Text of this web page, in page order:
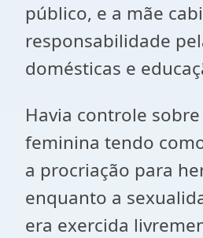
público, e a mãe
responsabilidade
domésticas e
Havia controle
feminina tendo
a procriação para
enquanto a
era exercida